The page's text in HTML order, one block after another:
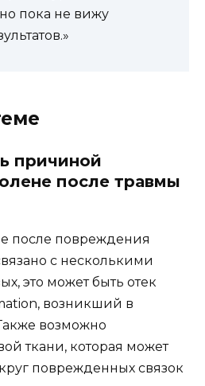
пока не вижу
причиной
после травмы
после повреждения
с несколькими
это может быть отек
возникший в
возможно
ткани, которая может
поврежденных связок